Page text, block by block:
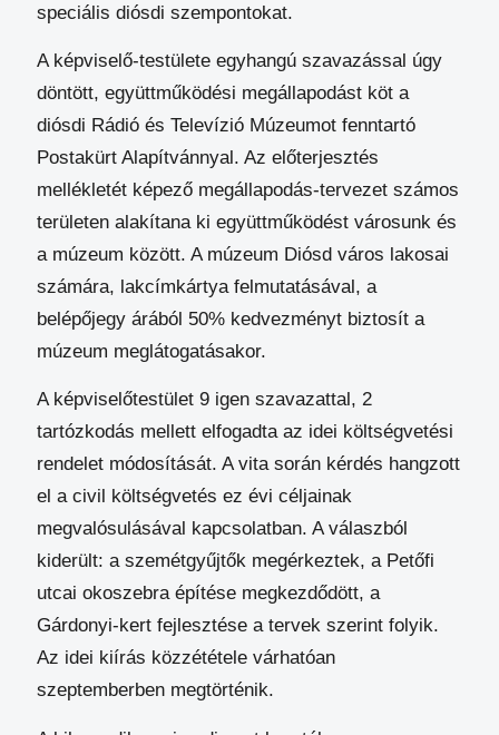
speciális diósdi szempontokat.
A képviselő-testülete egyhangú szavazással úgy
döntött, együttműködési megállapodást köt a
diósdi Rádió és Televízió Múzeumot fenntartó
Postakürt Alapítvánnyal. Az előterjesztés
mellékletét képező megállapodás-tervezet számos
területen alakítana ki együttműködést városunk és
a múzeum között. A múzeum Diósd város lakosai
számára, lakcímkártya felmutatásával, a
belépőjegy árából 50% kedvezményt biztosít a
múzeum meglátogatásakor.
A képviselőtestület 9 igen szavazattal, 2
tartózkodás mellett elfogadta az idei költségvetési
rendelet módosítását. A vita során kérdés hangzott
el a civil költségvetés ez évi céljainak
megvalósulásával kapcsolatban. A válaszból
kiderült: a szemétgyűjtők megérkeztek, a Petőfi
utcai okoszebra építése megkezdődött, a
Gárdonyi-kert fejlesztése a tervek szerint folyik.
Az idei kiírás közzététele várhatóan
szeptemberben megtörténik.